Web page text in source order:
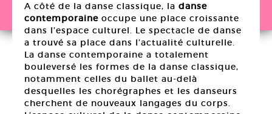
A côté de la danse classique, la danse
contemporaine occupe une place croissante
dans l’espace culturel. Le spectacle de danse
a trouvé sa place dans l’actualité culturelle.
La danse contemporaine a totalement
bouleversé les formes de la danse classique,
notamment celles du ballet au-delà
desquelles les chorégraphes et les danseurs
cherchent de nouveaux langages du corps.